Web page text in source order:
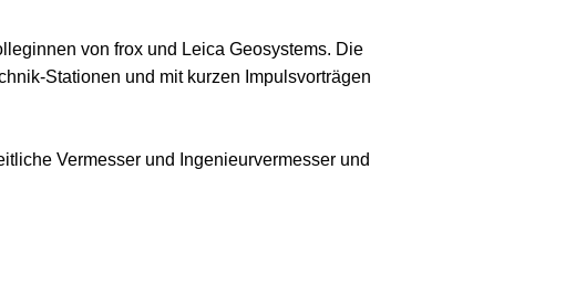
von frox und Leica Geosystems. Die
Stationen und mit kurzen Impulsvorträgen
Vermesser und Ingenieurvermesser und